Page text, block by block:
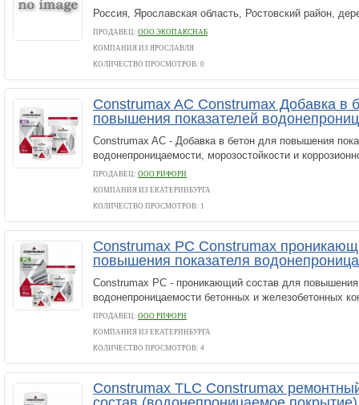
Россия, Ярославская область, Ростовский район,
ПРОДАВЕЦ: ООО ЭКОПАКСНАБ
КОМПАНИЯ ИЗ ЯРОСЛАВЛЯ
КОЛИЧЕСТВО ПРОСМОТРОВ: 0
Construmax AC Construmax Добавка в
повышения показателей
Construmax AC - Добавка в бетон для повышения
водонепроницаемости, морозостойкости и
ПРОДАВЕЦ: ООО РИФОРН
КОМПАНИЯ ИЗ ЕКАТЕРИНБУРГА
КОЛИЧЕСТВО ПРОСМОТРОВ: 1
Construmax PC Construmax
повышения показателя
Construmax PC - проникающий состав для повышения
водонепроницаемости бетонных и железобетонных
ПРОДАВЕЦ: ООО РИФОРН
КОМПАНИЯ ИЗ ЕКАТЕРИНБУРГА
КОЛИЧЕСТВО ПРОСМОТРОВ: 4
Construmax TLC Construmax